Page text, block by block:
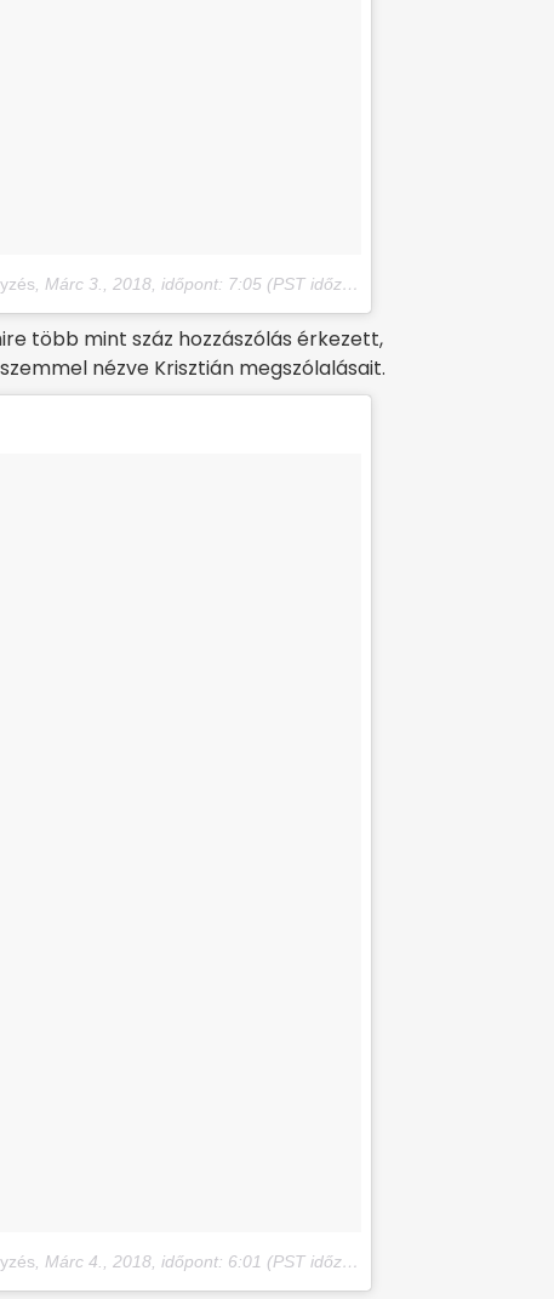
Márc 3., 2018, időpont: 7:05 (PST időzóna szerint)
több mint száz hozzászólás érkezett,
nézve Krisztián megszólalásait.
Márc 4., 2018, időpont: 6:01 (PST időzóna szerint)